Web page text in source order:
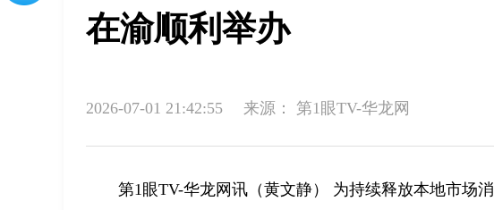
在渝顺利举办
2026-07-01 21:42:55 来源： 第1眼TV-华龙网
第1眼TV-华龙网讯（黄文静） 为持续释放本地市场